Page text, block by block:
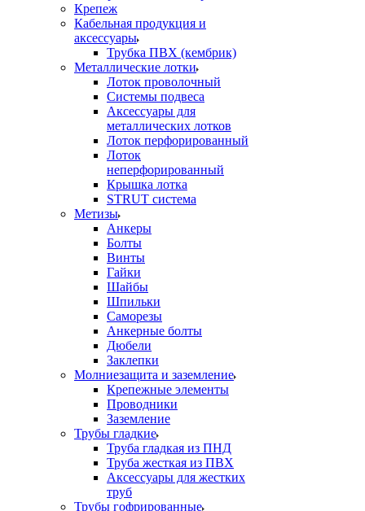
Крепеж
Кабельная продукция и
аксессуары
Трубка ПВХ (кембрик)
Металлические лотки
Лоток проволочный
Системы подвеса
Аксессуары для
металлических лотков
Лоток перфорированный
Лоток
неперфорированный
Крышка лотка
STRUT система
Метизы
Анкеры
Болты
Винты
Гайки
Шайбы
Шпильки
Саморезы
Анкерные болты
Дюбели
Заклепки
Молниезащита и заземление
Крепежные элементы
Проводники
Заземление
Трубы гладкие
Труба гладкая из ПНД
Труба жесткая из ПВХ
Аксессуары для жестких
труб
Трубы гофрированные